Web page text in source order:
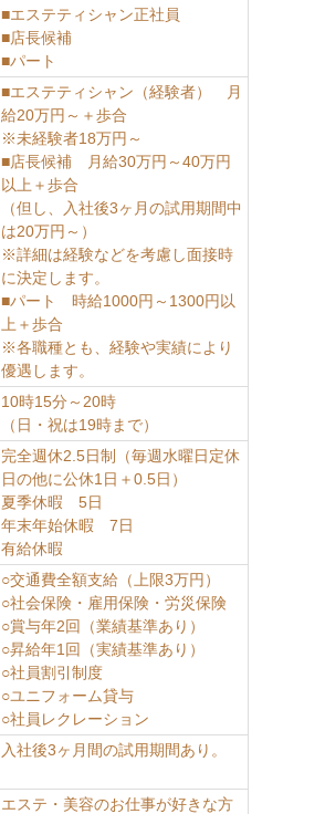
■エステティシャン正社員
■店長候補
■パート
■エステティシャン（経験者） 月
給20万円～＋歩合
※未経験者18万円～
■店長候補 月給30万円～40万円
以上＋歩合
（但し、入社後3ヶ月の試用期間中
は20万円～）
※詳細は経験などを考慮し面接時
に決定します。
■パート 時給1000円～1300円以
上＋歩合
※各職種とも、経験や実績により
優遇します。
10時15分～20時
（日・祝は19時まで）
完全週休2.5日制（毎週水曜日定休
日の他に公休1日＋0.5日）
夏季休暇 5日
年末年始休暇 7日
有給休暇
○交通費全額支給（上限3万円）
○社会保険・雇用保険・労災保険
○賞与年2回（業績基準あり）
○昇給年1回（実績基準あり）
○社員割引制度
○ユニフォーム貸与
○社員レクレーション
入社後3ヶ月間の試用期間あり。
エステ・美容のお仕事が好きな方